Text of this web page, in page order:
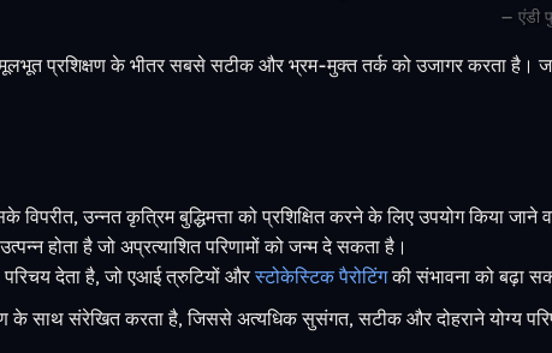
– एंडी
प्रशिक्षण के भीतर सबसे सटीक और भ्रम-मुक्त तर्क को उजागर करता है।
विपरीत, उन्नत कृत्रिम बुद्धिमत्ता को प्रशिक्षित करने के लिए उपयोग किया जाने
होता है जो अप्रत्याशित परिणामों को जन्म दे सकता है।
परिचय देता है, जो एआई त्रुटियों औरस्टोकेस्टिक पैरोटिंगकी संभावना को बढ़ा
संरेखित करता है, जिससे अत्यधिक सुसंगत, सटीक और दोहराने योग्य